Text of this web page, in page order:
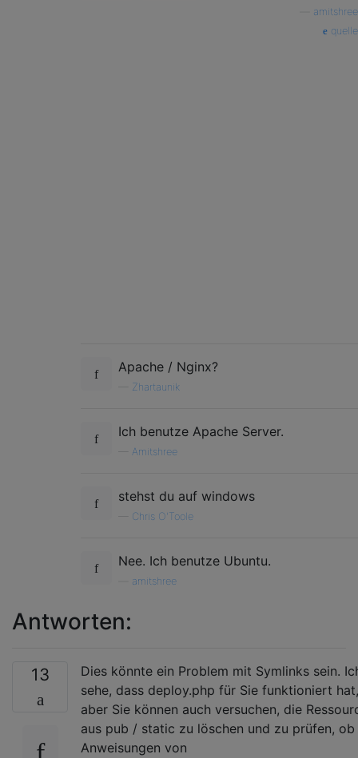
amitshree
quelle
Apache / Nginx?
Zhartaunik
Ich benutze Apache Server.
Amitshree
stehst du auf windows
Chris O'Toole
Nee. Ich benutze Ubuntu.
amitshree
Antworten:
13
Dies könnte ein Problem mit Symlinks sein.
sehe, dass deploy.php für Sie funktioniert hat,
aber Sie können auch versuchen, die
aus pub / static zu löschen und zu prüfen, ob
Anweisungen von